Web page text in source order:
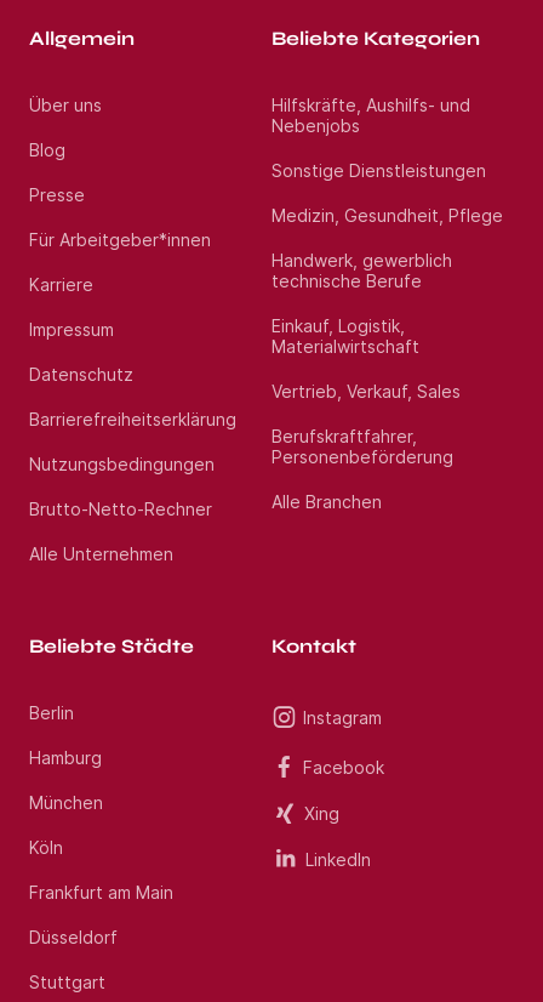
Allgemein
Über uns
Blog
Presse
Für Arbeitgeber*innen
Karriere
Impressum
Datenschutz
Barrierefreiheitserklärung
Nutzungsbedingungen
Brutto-Netto-Rechner
Alle Unternehmen
Beliebte Kategorien
Hilfskräfte, Aushilfs- und
Nebenjobs
Sonstige Dienstleistungen
Medizin, Gesundheit, Pflege
Handwerk, gewerblich
technische Berufe
Einkauf, Logistik,
Materialwirtschaft
Vertrieb, Verkauf, Sales
Berufskraftfahrer,
Personenbeförderung
Alle Branchen
Beliebte Städte
Berlin
Hamburg
München
Köln
Frankfurt am Main
Düsseldorf
Stuttgart
Kontakt
Instagram
Facebook
Xing
LinkedIn